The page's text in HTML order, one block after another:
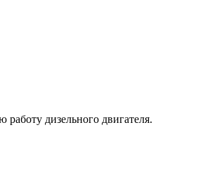
дизельного двигателя.